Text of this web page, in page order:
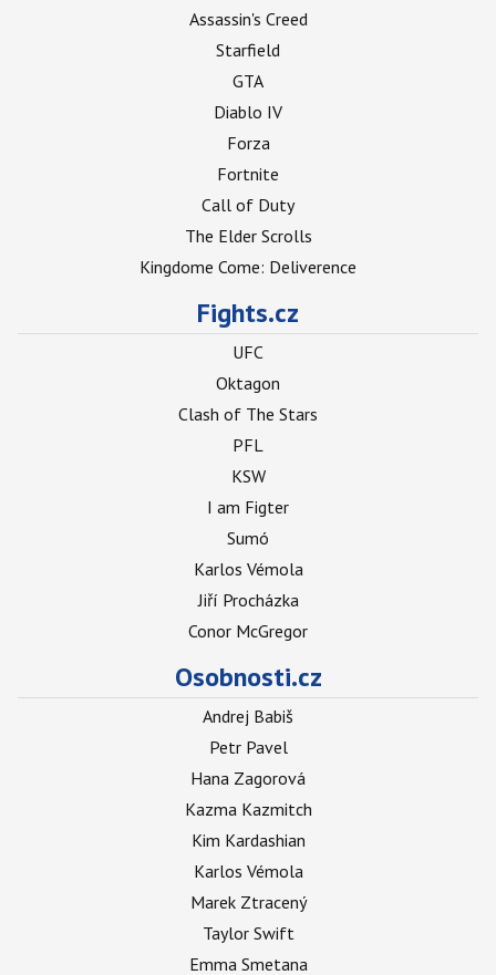
Assassin's Creed
Starfield
GTA
Diablo IV
Forza
Fortnite
Call of Duty
The Elder Scrolls
Kingdome Come: Deliverence
Fights.cz
UFC
Oktagon
Clash of The Stars
PFL
KSW
I am Figter
Sumó
Karlos Vémola
Jiří Procházka
Conor McGregor
Osobnosti.cz
Andrej Babiš
Petr Pavel
Hana Zagorová
Kazma Kazmitch
Kim Kardashian
Karlos Vémola
Marek Ztracený
Taylor Swift
Emma Smetana